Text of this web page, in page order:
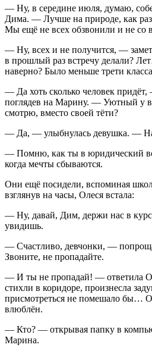
— Ну, в середине июля, думаю,
Дима. — Лучше на природе, как раз
Мы ещё не всех обзвонили и не со
— Ну, всех и не получится, —
в прошлый раз встречу делали?
наверно? Было меньше трети
— Да хоть сколько человек
поглядев на Марину. — Уютный у
смотрю, вместо своей тёти?
— Да, — улыбнулась девушка. —
— Помню, как ты в юридический
когда мечты сбываются.
Они ещё посидели, вспоминая
взглянув на часы, Олеся встала:
— Ну, давай, Дим, держи нас в
увидишь.
— Счастливо, девчонки, —
Звоните, не пропадайте.
— И ты не пропадай! — ответила
стихли в коридоре, произнесла
присмотреться не помешало бы…
влюблён.
— Кто? — открывая папку в
Марина.